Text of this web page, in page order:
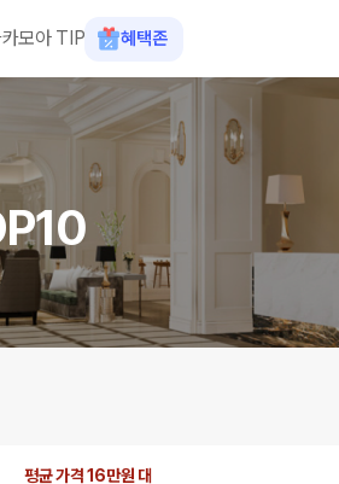
카모아 TIP 혜택존
평균 가격 16만원 대